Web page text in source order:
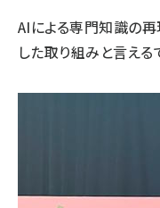
AIによる専門知識の
した取り組みと言える